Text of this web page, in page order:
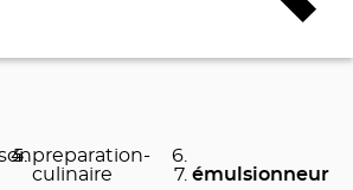
preparation-
culinaire
émulsionneur